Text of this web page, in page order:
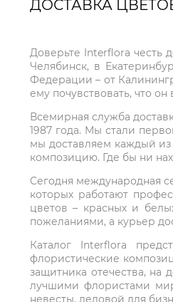
ДОСТАВКА
Доверьте Interflora честь
Челябинск, в
Федерации – от
ему почувствовать, что он
Всемирная служба
1987 года. Мы стали
мы доставляем каждый
композицию. Где бы ни
Сегодня международная
которых работают
цветов – красных и
пожеланиями, а курьер
Каталог Interflora
флористические
защитника отечества,
лучшими флористами
невесты, деловой для